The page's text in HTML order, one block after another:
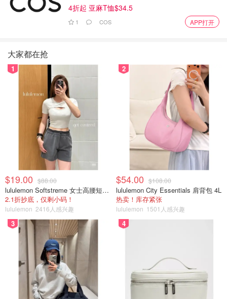
4折起 亚麻T恤$34.5
1 COS APP打开
大家都在抢
1
$19.00 $88.00
lululemon Softstreme 女士高腰短裤 10cm
2.1折抄底，仅剩小码！
lululemon 2416人感兴趣
2
$54.00 $108.00
lululemon City Essentials 肩背包 4L
热卖！库存紧张
lululemon 1501人感兴趣
3 4